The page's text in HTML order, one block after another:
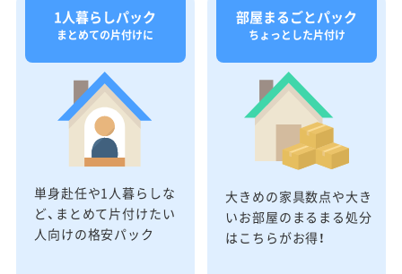
1人暮らしパック
まとめての片付けに
単身赴任や1人暮らしな
ど、まとめて片付けたい
人向けの格安パック
部屋まるごとパック
ちょっとした片付け
大きめの家具数点や大き
いお部屋のまるまる処分
はこちらがお得！